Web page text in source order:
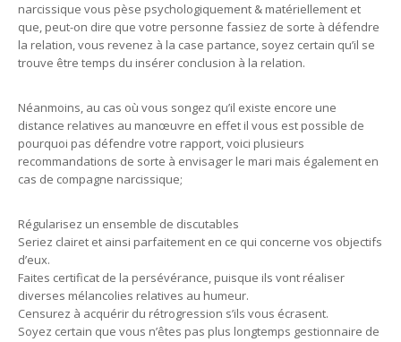
narcissique vous pèse psychologiquement & matériellement et
que, peut-on dire que votre personne fassiez de sorte à défendre
la relation, vous revenez à la case partance, soyez certain qu’il se
trouve être temps du insérer conclusion à la relation.
Néanmoins, au cas où vous songez qu’il existe encore une
distance relatives au manœuvre en effet il vous est possible de
pourquoi pas défendre votre rapport, voici plusieurs
recommandations de sorte à envisager le mari mais également en
cas de compagne narcissique;
Régularisez un ensemble de discutables
Seriez clairet et ainsi parfaitement en ce qui concerne vos objectifs
d’eux.
Faites certificat de la persévérance, puisque ils vont réaliser
diverses mélancolies relatives au humeur.
Censurez à acquérir du rétrogression s’ils vous écrasent.
Soyez certain que vous n’êtes pas plus longtemps gestionnaire de